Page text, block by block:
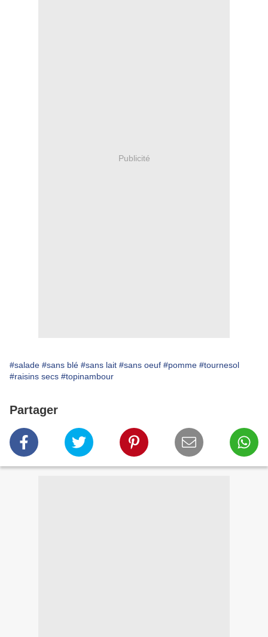
Publicité
#salade #sans blé #sans lait #sans oeuf #pomme #tournesol
#raisins secs #topinambour
Partager